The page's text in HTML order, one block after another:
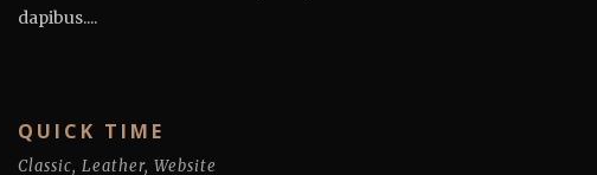
dapibus....
QUICK TIME
Classic, Leather, Website